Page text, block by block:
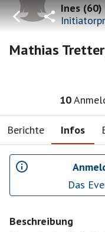
Ines(60)
Mathias
10
Berichte Infos
Das
Beschreibung